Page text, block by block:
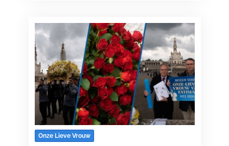
Onze Lieve Vrouw